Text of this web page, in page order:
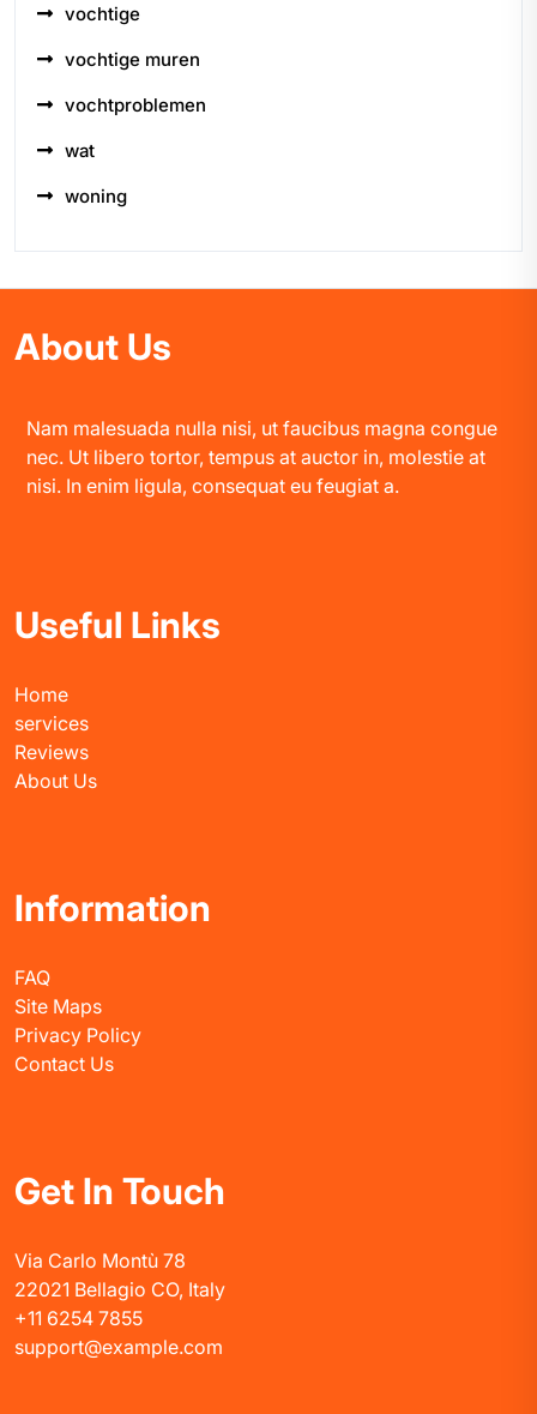
vochtige
vochtige muren
vochtproblemen
wat
woning
About Us
Nam malesuada nulla nisi, ut faucibus magna congue
nec. Ut libero tortor, tempus at auctor in, molestie at
nisi. In enim ligula, consequat eu feugiat a.
Useful Links
Home
services
Reviews
About Us
Information
FAQ
Site Maps
Privacy Policy
Contact Us
Get In Touch
Via Carlo Montù 78
22021 Bellagio CO, Italy
+11 6254 7855
support@example.com